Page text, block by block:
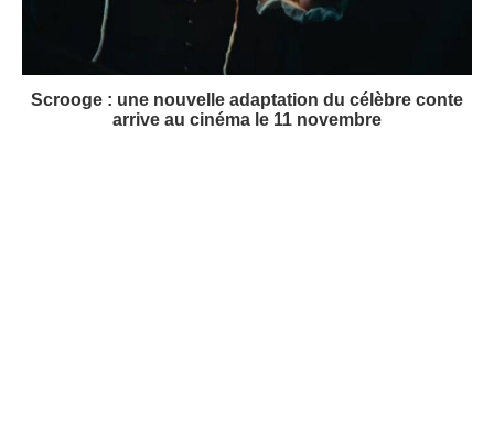
Scrooge : une nouvelle adaptation du célèbre conte
arrive au cinéma le 11 novembre